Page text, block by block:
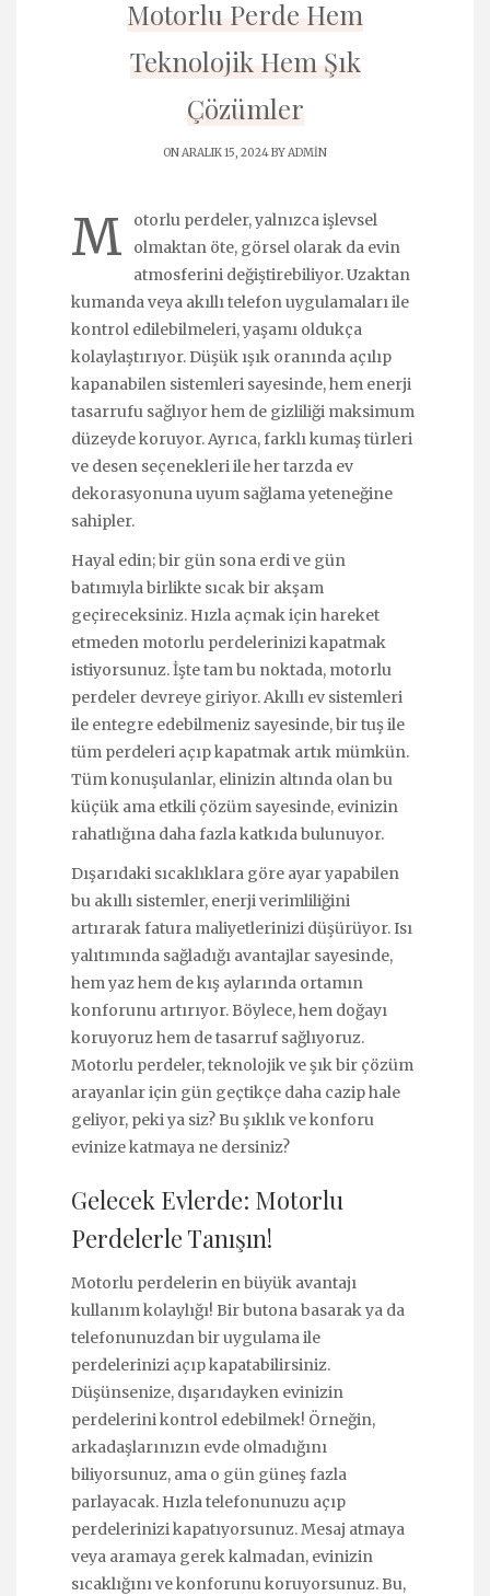
Motorlu Perde Hem
Teknolojik Hem Şık
Çözümler
ON ARALIK 15, 2024 BYADMIN
M
otorlu perdeler, yalnızca işlevsel
olmaktan öte, görsel olarak da evin
atmosferini değiştirebiliyor. Uzaktan
kumanda veya akıllı telefon uygulamaları ile
kontrol edilebilmeleri, yaşamı oldukça
kolaylaştırıyor. Düşük ışık oranında açılıp
kapanabilen sistemleri sayesinde, hem enerji
tasarrufu sağlıyor hem de gizliliği maksimum
düzeyde koruyor. Ayrıca, farklı kumaş türleri
ve desen seçenekleri ile her tarzda ev
dekorasyonuna uyum sağlama yeteneğine
sahipler.
Hayal edin; bir gün sona erdi ve gün
batımıyla birlikte sıcak bir akşam
geçireceksiniz. Hızla açmak için hareket
etmeden motorlu perdelerinizi kapatmak
istiyorsunuz. İşte tam bu noktada, motorlu
perdeler devreye giriyor. Akıllı ev sistemleri
ile entegre edebilmeniz sayesinde, bir tuş ile
tüm perdeleri açıp kapatmak artık mümkün.
Tüm konuşulanlar, elinizin altında olan bu
küçük ama etkili çözüm sayesinde, evinizin
rahatlığına daha fazla katkıda bulunuyor.
Dışarıdaki sıcaklıklara göre ayar yapabilen
bu akıllı sistemler, enerji verimliliğini
artırarak fatura maliyetlerinizi düşürüyor. Isı
yalıtımında sağladığı avantajlar sayesinde,
hem yaz hem de kış aylarında ortamın
konforunu artırıyor. Böylece, hem doğayı
koruyoruz hem de tasarruf sağlıyoruz.
Motorlu perdeler, teknolojik ve şık bir çözüm
arayanlar için gün geçtikçe daha cazip hale
geliyor, peki ya siz? Bu şıklık ve konforu
evinize katmaya ne dersiniz?
Gelecek Evlerde: Motorlu
Perdelerle Tanışın!
Motorlu perdelerin en büyük avantajı
kullanım kolaylığı! Bir butona basarak ya da
telefonunuzdan bir uygulama ile
perdelerinizi açıp kapatabilirsiniz.
Düşünsenize, dışarıdayken evinizin
perdelerini kontrol edebilmek! Örneğin,
arkadaşlarınızın evde olmadığını
biliyorsunuz, ama o gün güneş fazla
parlayacak. Hızla telefonunuzu açıp
perdelerinizi kapatıyorsunuz. Mesaj atmaya
veya aramaya gerek kalmadan, evinizin
sıcaklığını ve konforunu koruyorsunuz. Bu,